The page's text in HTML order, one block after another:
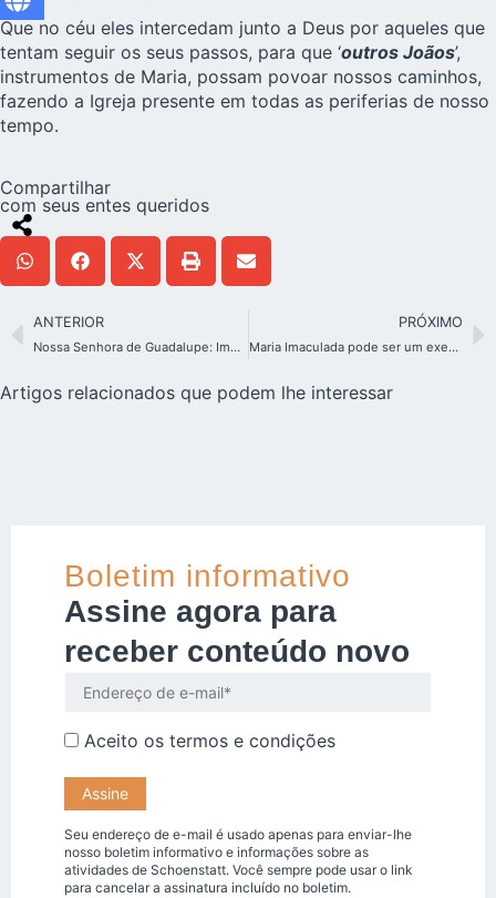
Que no céu eles intercedam junto a Deus por aqueles que
tentam seguir os seus passos, para que ‘outros Joãos’,
instrumentos de Maria, possam povoar nossos caminhos,
fazendo a Igreja presente em todas as periferias de nosso
tempo.
Compartilhar
com seus entes queridos
ANTERIOR
Nossa Senhora de Guadalupe: Imperatriz da América
PRÓXIMO
Maria Imaculada pode ser um exemplo para as pessoas hoje?
Artigos relacionados que podem lhe interessar
Boletim informativo
Assine agora para
receber conteúdo novo
Aceito os termos e condições
Seu endereço de e-mail é usado apenas para enviar-lhe
nosso boletim informativo e informações sobre as
atividades de Schoenstatt. Você sempre pode usar o link
para cancelar a assinatura incluído no boletim.